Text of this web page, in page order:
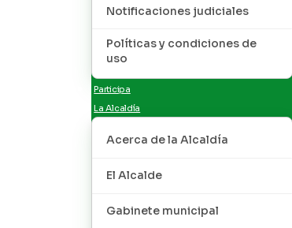
Notificaciones judiciales
Políticas y condiciones de
uso
Participa
La Alcaldía
Acerca de la Alcaldía
El Alcalde
Gabinete municipal